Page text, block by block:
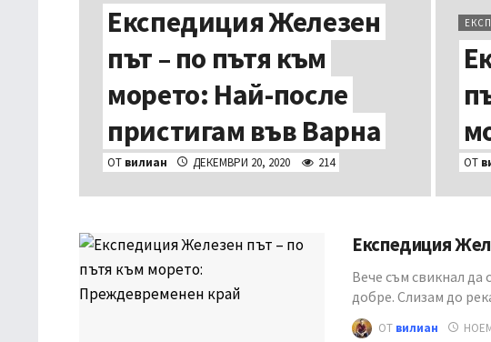
Експедиция Железен
път – по пътя към
морето: Най-после
пристигам във Варна
ОТ вилиан ДЕКЕМВРИ 20, 2020 214 ОТ
Експедиция
Вече съм свикнал да
добре. Слизам до
ОТ вилиан